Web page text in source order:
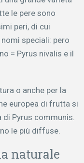
le pere sono
peri, di cui
speciali: pero
= Pyrus nivalis e il
o anche per la
europea di frutta si
di Pyrus communis.
le più diffuse.
naturale